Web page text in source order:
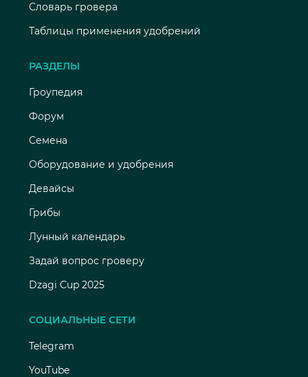
Словарь гровера
Таблицы применения удобрений
РАЗДЕЛЫ
Гроупедия
Форум
Семена
Оборудование и удобрения
Девайсы
Грибы
Лунный календарь
Задай вопрос гроверу
Dzagi Cup 2025
СОЦИАЛЬНЫЕ СЕТИ
Telegram
YouTube